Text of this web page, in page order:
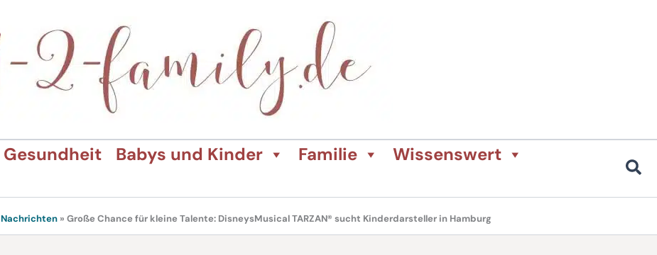
Gesundheit Babys und Kinder Familie
Wissenswert
Nachrichten» Große Chance für kleine Talente: DisneysMusical TARZAN® sucht Kinderdarsteller in Hamburg